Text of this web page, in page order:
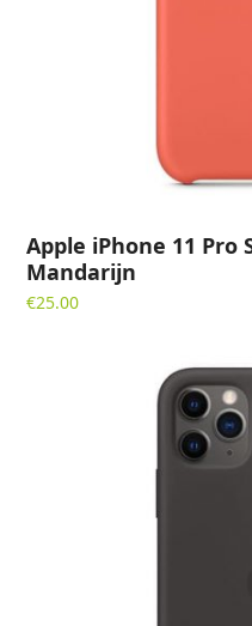
Apple iPhone 11 Pro
Mandarijn
€25.00